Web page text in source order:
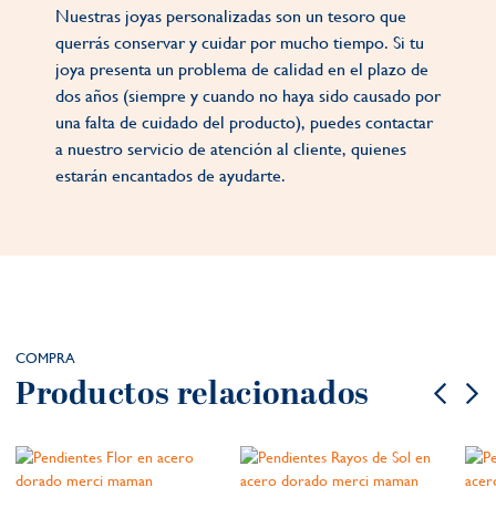
Nuestras joyas personalizadas son un tesoro que
querrás conservar y cuidar por mucho tiempo. Si tu
joya presenta un problema de calidad en el plazo de
dos años (siempre y cuando no haya sido causado por
una falta de cuidado del producto), puedes contactar
a nuestro servicio de atención al cliente, quienes
estarán encantados de ayudarte.
COMPRA
Productos relacionados